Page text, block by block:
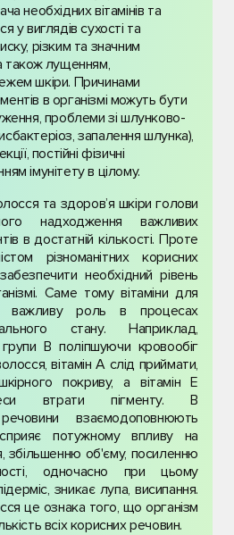
необхідних вітамінів та
у виглядів сухості та
різким та значним
також лущенням,
шкіри. Причинами
в організмі можуть бути
проблеми зі шлунково-
запалення шлунка),
постійні фізичні
імунітету в цілому.
та здоров’я шкіри голови
надходження важливих
в достатній кількості. Проте
різноманітних корисних
необхідний рівень
Саме тому вітаміни для
важливу роль в процесах
стану. Наприклад,
групи В поліпшуючи кровообіг
вітамін А слід приймати,
покриву, а вітамін Е
втрати пігменту. В
взаємодоповнюють
потужному впливу на
збільшенню об'єму, посиленню
одночасно при цьому
зникає лупа, висипання.
це ознака того, що організм
всіх корисних речовин.